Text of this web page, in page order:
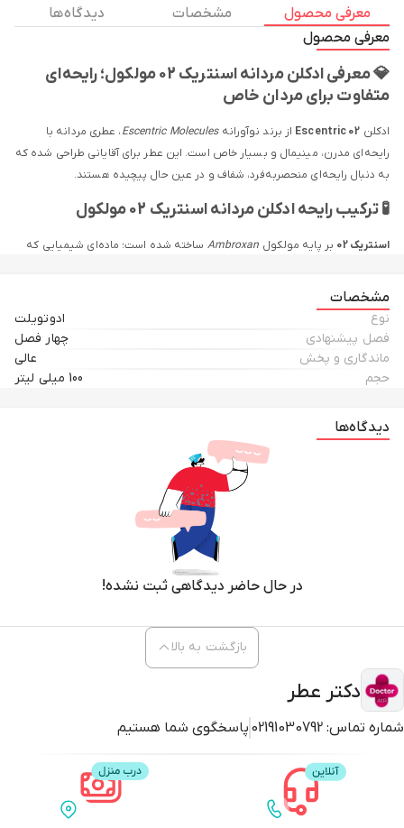
معرفی محصول مشخصات
دیدگاه ها
معرفی محصول
💎 معرفی ادکلن مردانه اسنتریک 02 مولکول؛ رایحه‌ای
متفاوت برای مردان خاص
ادکلن Escentric 02 از برند نوآورانهEscentric Molecules، عطری مردانه با
رایحه‌ای مدرن، مینیمال و بسیار خاص است. این عطر برای آقایانی طراحی شده که
به دنبال رایحه‌ای منحصر‌به‌فرد، شفاف و در عین حال پیچیده هستند.
🧪 ترکیب رایحه ادکلن مردانه اسنتریک 02 مولکول
اسنتریک 02 بر پایه مولکول Ambroxan ساخته شده است؛ ماده‌ای شیمیایی که
و منحصر‌به‌فرد ایجاد می‌کند.
رایحه‌های مکمل:
این ترکیب باعث می‌شود که رایحه عطر با شیمی بدن شما هماهنگ شده و
👔 مناسب برای چه کسانی است؟
اگر به دنبال عطری هستید که متفاوت از رایحه‌های رایج باشد،
انتخابی جسورانه و خاص برای شماست. این عطر برای مردانی طراحی شده که به
دنبال تمایز، مینیمالیسم و جذابیت بی‌صدا هستند.
رایحه‌ای مولکولی و منحصر‌به‌فرد
مناسب برای استفاده روزانه و رسمی
طراحی مدرن و مینیمال شیشه
عطر مولکولی مردانه
ادکلن خاص مردانه
عطر Ambroxan
خرید ادکلن اصل
مشخصات
نوع
ادوتویلت
فصل پیشنهادی
چهار فصل
ماندگاری و پخش
عالی
حجم
100 میلی لیتر
دیدگاه‌ها
در حال حاضر دیدگاهی ثبت نشده!
دکتر عطر
شماره تماس: 02191030792 پاسخگوی شما هستیم
بازگشت به بالا